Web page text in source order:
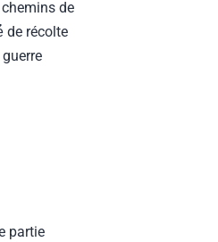
de
de récolte
partie